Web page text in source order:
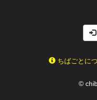
ちばごとに
©